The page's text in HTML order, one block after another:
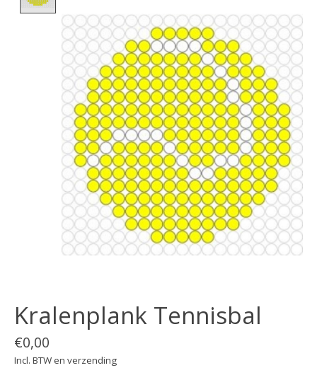
Kralenplank Tennisbal
€0,00
Incl. BTW en verzending